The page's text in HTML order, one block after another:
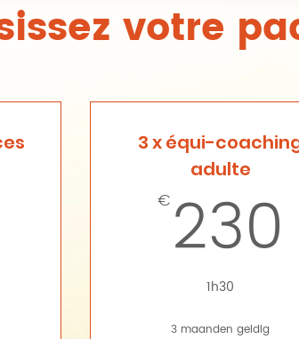
votre
240€
3 x équi-
adulte
€ 230
1h30
3 maanden geldig